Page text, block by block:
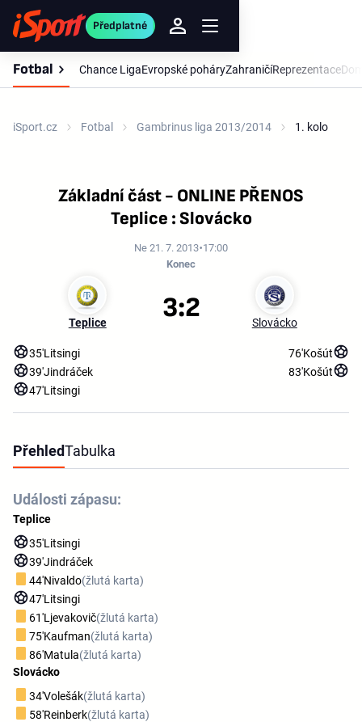
Předplatné
Fotbal Chance LigaEvropské poháryZahraničíReprezentace
iSport.cz Fotbal Gambrinus liga 2013/2014 1. kolo
Základní část - ONLINE PŘENOS
Teplice : Slovácko
Ne 21. 7. 2013 17:00
Konec
Teplice Slovácko
3:2
35'Litsingi
39'Jindráček
47'Litsingi
76'Košút
83'Košút
PřehledTabulka
Události zápasu:
Teplice
35'Litsingi
39'Jindráček
44'Nivaldo(žlutá karta)
47'Litsingi
61'Ljevakovič(žlutá karta)
75'Kaufman(žlutá karta)
86'Matula(žlutá karta)
Slovácko
34'Volešák(žlutá karta)
58'Reinberk(žlutá karta)